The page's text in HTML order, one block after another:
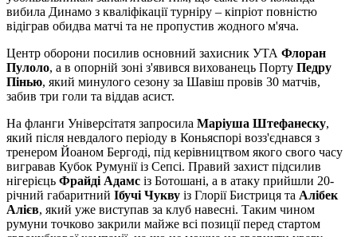
вибила Динамо з кваліфікації турніру – кіпріот повністю
відіграв обидва матчі та не пропустив жодного м'яча.
Центр оборони посилив основний захисник УТА Флоран
Пулоло, а в опорній зоні з'явився вихованець Порту Педру
Пінью, який минулого сезону за Шавіш провів 30 матчів,
забив три голи та віддав асист.
На фланги Універсітатя запросила Маріуша Штефанеску,
який після невдалого періоду в Коньяспорі возз'єднався з
тренером Йоаном Бергоді, під керівництвом якого свого часу
вигравав Кубок Румунії із Сепсі. Правий захист підсилив
нігерієць Фрайді Адамс із Ботошані, а в атаку прийшли 20-
річний габаритний Ібучі Чукву із Глорії Бистриця та Алібек
Алієв, який уже виступав за клуб навесні. Таким чином
румуни точково закрили майже всі позиції перед стартом